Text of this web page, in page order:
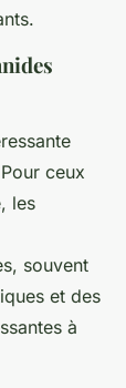
ceux
les
souvent
et des
à